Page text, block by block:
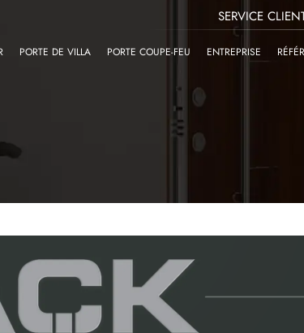
SERVICE
PORTE DE VILLA PORTE COUPE-FEU ENTREPRISE